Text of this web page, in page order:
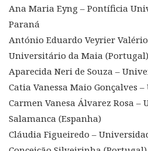
Ana Maria Eyng – Pontíficia
Paraná
António Eduardo Veyrier
Universitário da Maia (Portugal)
Aparecida Neri de Souza –
Catia Vanessa Maio Gonçalves
Carmen Vanesa Álvarez Rosa –
Salamanca (Espanha)
Cláudia Figueiredo –